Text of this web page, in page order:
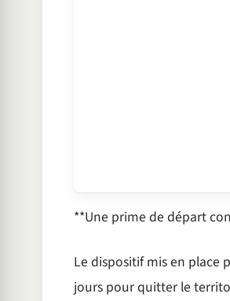
**Une prime de départ
Le dispositif mis en place
jours pour quitter le